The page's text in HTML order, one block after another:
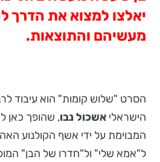
יאלצו למצוא את הדרך
מעשיהם והתוצאות.
הסרט "שלוש קומות" הוא עיבוד
הישראלי אשכול נבו, שהופך כאן
המבוימת על ידי אשף הקולנוע
ל"אמא שלי" ול"חדרו של הבן"